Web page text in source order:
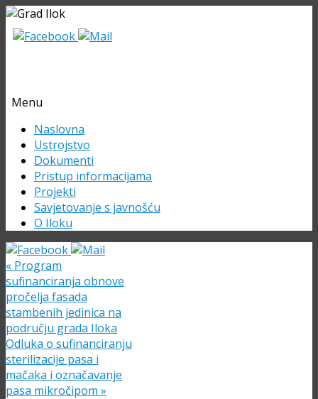
Menu
Skip
content
Naslovna
Ustrojstvo
Dokumenti
Pristup informacijama
Projekti
Savjetovanje s javnošću
O Iloku
« Program
sufinanciranja obnove
pročelja fasada
stambenih jedinica na
području grada Iloka
Odluka o sufinanciranju
sterilizacije pasa i
mačaka i označavanje
pasa mikročipom »